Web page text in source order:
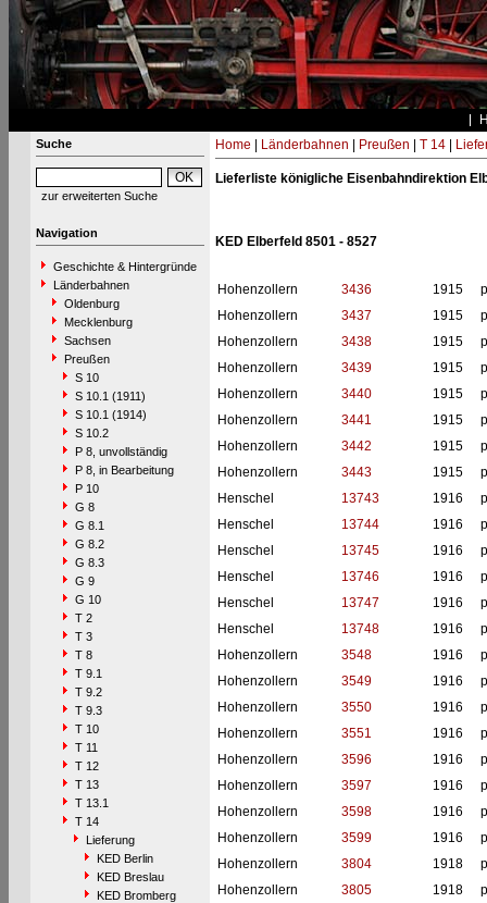
Suche
zur erweiterten Suche
Navigation
Geschichte & Hintergründe
Länderbahnen
Oldenburg
Mecklenburg
Sachsen
Preußen
S 10
S 10.1 (1911)
S 10.1 (1914)
S 10.2
P 8, unvollständig
P 8, in Bearbeitung
P 10
G 8
G 8.1
G 8.2
G 8.3
G 9
G 10
T 2
T 3
T 8
T 9.1
T 9.2
T 9.3
T 10
T 11
T 12
T 13
T 13.1
T 14
Lieferung
KED Berlin
KED Breslau
KED Bromberg
Home Länderbahnen Preußen T 14|
Lieferliste königliche Eisenbahndirektion
KED Elberfeld 8501 - 8527
Hohenzollern 3436 1915
Hohenzollern
3437 1915
Hohenzollern
3438 1915
Hohenzollern
3439 1915
Hohenzollern
3440 1915
Hohenzollern
3441 1915
Hohenzollern
3442 1915
Hohenzollern
3443 1915
Henschel
13743 1916
Henschel
13744 1916
Henschel
13745 1916
Henschel
13746 1916
Henschel
13747 1916
Henschel
13748 1916
Hohenzollern
3548 1916
Hohenzollern
3549 1916
Hohenzollern
3550 1916
Hohenzollern
3551 1916
Hohenzollern
3596 1916
Hohenzollern
3597 1916
Hohenzollern
3598 1916
Hohenzollern
3599 1916
Hohenzollern
3804 1918
Hohenzollern
3805 1918